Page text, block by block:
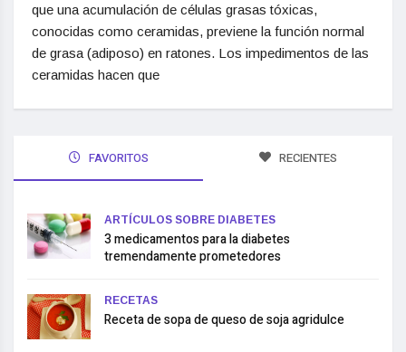
que una acumulación de células grasas tóxicas,
conocidas como ceramidas, previene la función normal
de grasa (adiposo) en ratones. Los impedimentos de las
ceramidas hacen que
FAVORITOS RECIENTES
ARTÍCULOS SOBRE DIABETES
3 medicamentos para la diabetes
tremendamente prometedores
RECETAS
Receta de sopa de queso de soja agridulce